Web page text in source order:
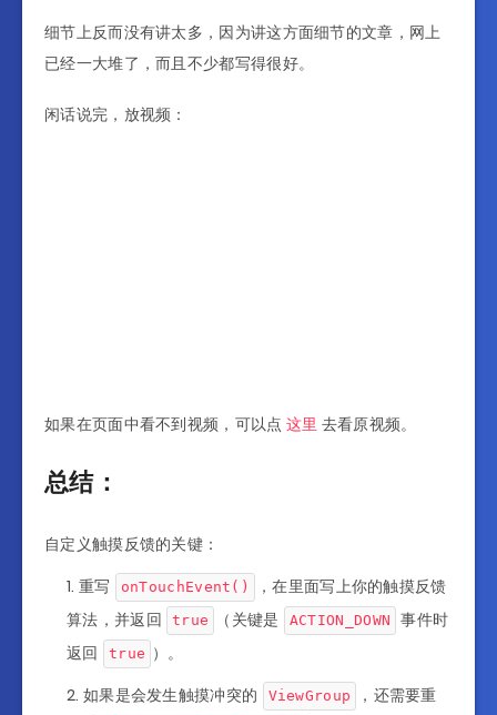
细节上反而没有讲太多，因为讲这方面细节的文章，网上
已经一大堆了，而且不少都写得很好。
闲话说完，放视频：
如果在页面中看不到视频，可以点 这里 去看原视频。
总结：
自定义触摸反馈的关键：
重写
onTouchEvent()
，在里面写上你的触摸反馈
算法，并返回
true （关键是 ACTION_DOWN
事件时
返回
true ）。
如果是会发生触摸冲突的
ViewGroup
，还需要重